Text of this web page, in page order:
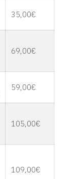
35,00€
69,00€
59,00€
105,00€
109,00€